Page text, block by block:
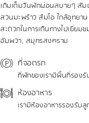
เติมเต็มวันพักผ่อนสบายๆ สั
สวนมะพร้าว ส้มโอ ใกล้อุทย
สะดวกในการเดินทางไปเยี่ยม
อัมพวา, สมุทรสงคราม
ที่จอดรถ
ที่พักของเรามีพื้นที่รอง
ห้องอาหาร
เรามีห้องอาหารรองรับ